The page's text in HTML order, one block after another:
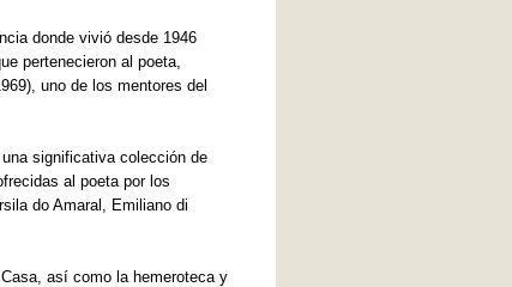
donde vivió desde 1946
pertenecieron al poeta,
uno de los mentores del
significativa colección de
al poeta por los
do Amaral, Emiliano di
así como la hemeroteca y